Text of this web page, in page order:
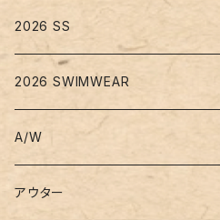
2026 SS
2026 SWIMWEAR
A/W
アウター